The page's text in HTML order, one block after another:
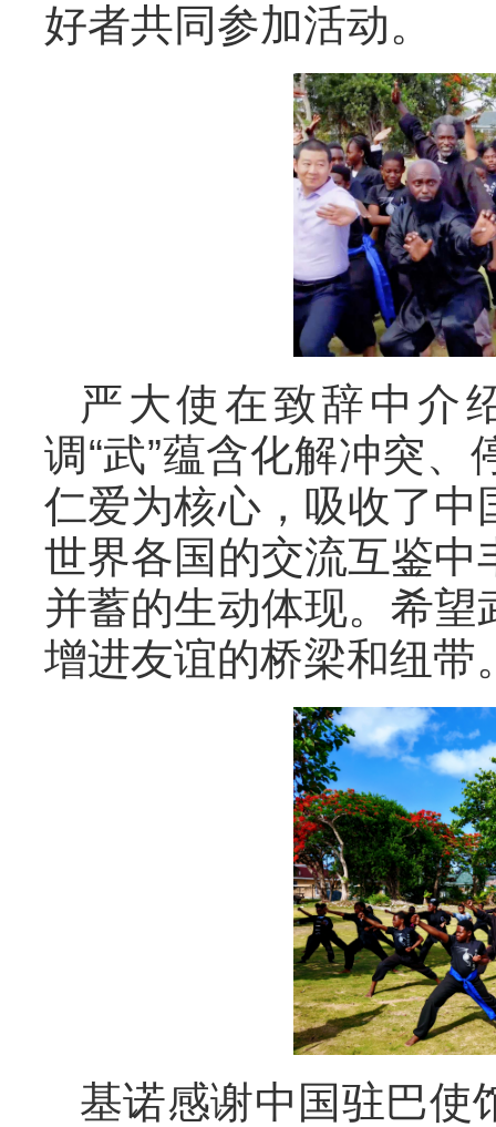
好者共同参加活动。
严大使在致辞中介
调“武”蕴含化解冲突
仁爱为核心，吸收了
世界各国的交流互鉴
并蓄的生动体现。希
增进友谊的桥梁和纽带
基诺感谢中国驻巴使